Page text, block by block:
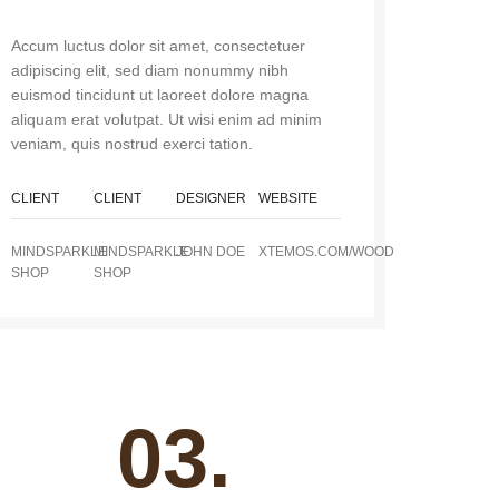
Accum luctus dolor sit amet, consectetuer
adipiscing elit, sed diam nonummy nibh
euismod tincidunt ut laoreet dolore magna
aliquam erat volutpat. Ut wisi enim ad minim
veniam, quis nostrud exerci tation.
CLIENT
MINDSPARKLE
SHOP
CLIENT
MINDSPARKLE
SHOP
DESIGNER
JOHN DOE
WEBSITE
XTEMOS.COM/WOOD
03.